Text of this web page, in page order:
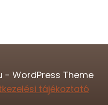
- WordPress Theme
tájékoztató